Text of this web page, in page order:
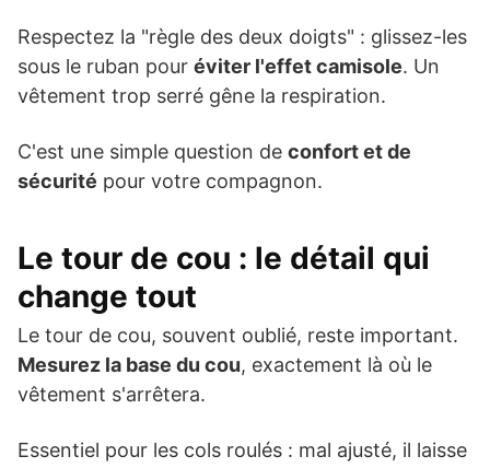
Respectez la "règle des deux doigts" : glissez-les
sous le ruban pour éviter l'effet camisole. Un
vêtement trop serré gêne la respiration.
C'est une simple question de confort et de
sécurité pour votre compagnon.
Le tour de cou : le détail qui
change tout
Le tour de cou, souvent oublié, reste important.
Mesurez la base du cou, exactement là où le
vêtement s'arrêtera.
Essentiel pour les cols roulés : mal ajusté, il laisse